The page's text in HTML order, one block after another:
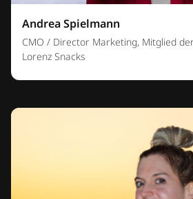
Andrea Spielmann
CMO / Director Marketing, Mitglied
Lorenz Snacks